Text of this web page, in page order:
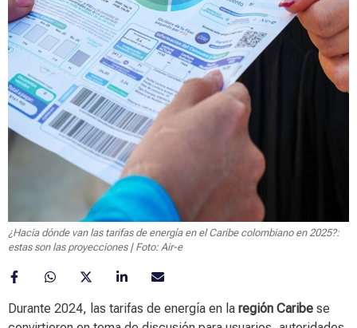
¿Hacia dónde van las tarifas de energía en el Caribe colombiano en 2025?:
estas son las proyecciones | Foto: Air-e
Durante 2024, las tarifas de energía en la región Caribe se